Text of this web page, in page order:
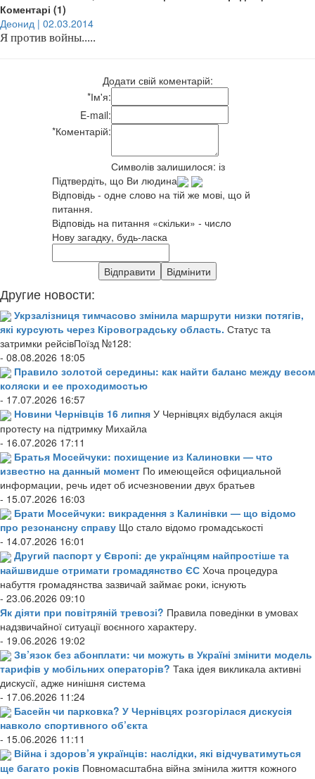
Коментарі (1)
Деонид | 02.03.2014
Я против войны.....
Додати свій коментарій:
*Ім'я:
E-mail:
*Коментарій:
Символів залишилося: із
Підтвердіть, що Ви людина
Відповідь - одне слово на тій же мові, що й
питання.
Відповідь на питання «скільки» - число
Нову загадку, будь-ласка
Другие новости:
Укрзалізниця тимчасово змінила маршрути низки потягів,
які курсують через Кіровоградську область. Статус та
затримки рейсівПоїзд №128:
- 08.08.2026 18:05
Правило золотой середины: как найти баланс между весом
коляски и ее проходимостью
- 17.07.2026 16:57
Новини Чернівців 16 липня У Чернівцях відбулася акція
протесту на підтримку Михайла
- 16.07.2026 17:11
Братья Мосейчуки: похищение из Калиновки — что
известно на данный момент По имеющейся официальной
информации, речь идет об исчезновении двух братьев
- 15.07.2026 16:03
Брати Мосейчуки: викрадення з Калинівки — що відомо
про резонансну справу Що стало відомо громадськості
- 14.07.2026 16:01
Другий паспорт у Європі: де українцям найпростіше та
найшвидше отримати громадянство ЄС Хоча процедура
набуття громадянства зазвичай займає роки, існують
- 23.06.2026 09:10
Як діяти при повітряній тревозі? Правила поведінки в умовах
надзвичайної ситуації воєнного характеру.
- 19.06.2026 19:02
Зв’язок без абонплати: чи можуть в Україні змінити модель
тарифів у мобільних операторів? Така ідея викликала активні
дискусії, адже нинішня система
- 17.06.2026 11:24
Басейн чи парковка? У Чернівцях розгорілася дискусія
навколо спортивного об’єкта
- 15.06.2026 11:11
Війна і здоров’я українців: наслідки, які відчуватимуться
ще багато років Повномасштабна війна змінила життя кожного